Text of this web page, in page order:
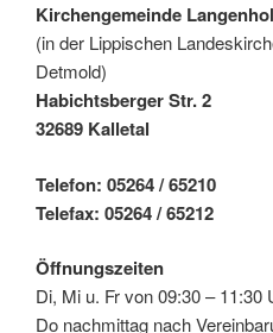
Kirchengemeinde
(in der Lippischen
Detmold)
Habichtsberger Str. 2
32689 Kalletal
Telefon: 05264 / 65210
Telefax: 05264 / 65212
Öffnungszeiten
Di, Mi u. Fr von 09:30 – 11:30
Do nachmittag nach